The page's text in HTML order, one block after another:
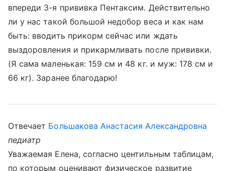
впереди 3-я прививка Пентаксим. Действительно
ли у нас такой большой недобор веса и как нам
быть: вводить прикорм сейчас или ждать
выздоровления и прикармливать после прививки.
(Я сама маленькая: 159 см и 48 кг. и муж: 178 см и
66 кг). Заранее благодарю!
Отвечает Большакова Анастасия Александровна
педиатр
Уважаемая Елена, согласно центильным таблицам,
по которым оценивают физическое развитие